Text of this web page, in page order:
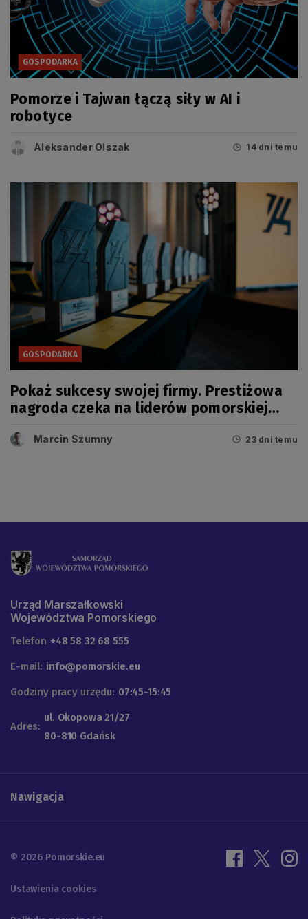
GOSPODARKA
Pomorze i Tajwan łączą siły w AI i
robotyce
Aleksander Olszak 14 dni temu
GOSPODARKA
Pokaż sukcesy swojej firmy. Prestiżowa
nagroda czeka na liderów pomorskiej
Marcin Szumny 23 dni temu
Urząd Marszałkowski
Województwa Pomorskiego
Telefon +48 58 32 68 555
E-mail: info@pomorskie.eu
Godziny pracy urzędu: 07:45-15:45
Adres:
ul. Okopowa 21/27
80-810 Gdańsk
Nawigacja
© 2026 Pomorskie.eu
Ustawienia cookies